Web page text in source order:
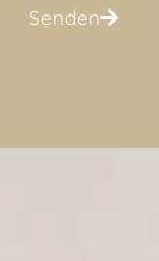
Senden